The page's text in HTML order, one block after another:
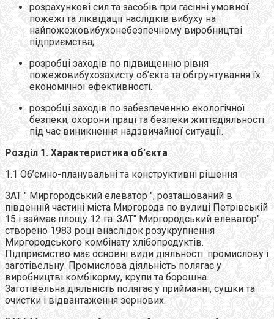
розрахункові сил та засобів при гасінні умовної
пожежі та ліквідації наслідків вибуху на
найпожежовибухонебезпечному виробництві
підприємства;
розробці заходів по підвищенню рівня
пожежовибухозахисту об’єкта та обгрунтування їх
економічної ефективності.
розробці заходів по забезпеченню екологічної
безпеки, охорони праці та безпеки життєдіяльності
під час виникнення надзвичайної ситуації.
Розділ 1. Характеристика об’єкта
1.1 Об’ємно-планувальні та конструктивні рішення
ЗАТ " Миргородський елеватор ", розташований в
південній частині міста Миргорода по вулиці Петрівській
15 і займає площу 12 га. ЗАТ" Миргородський елеватор"
створено 1983 році внаслідок розукрупнення
Миргородського комбінату хлібопродуктів.
Підприємство має основні види діяльності: промислову і
заготівельну. Промислова діяльність полягає у
виробництві комбікорму, крупи та борошна.
Заготівельна діяльність полягає у прийманні, сушки та
очистки і відвантаження зернових.